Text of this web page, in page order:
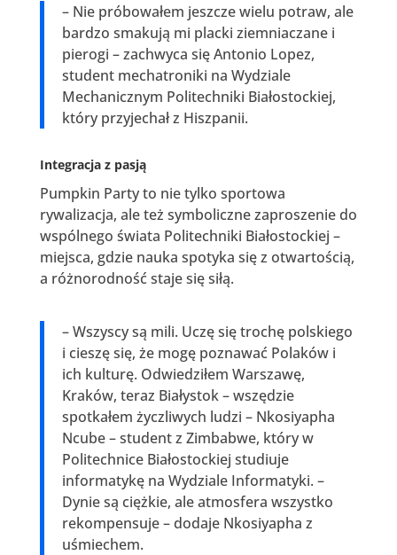
– Nie próbowałem jeszcze wielu potraw, ale
bardzo smakują mi placki ziemniaczane i
pierogi – zachwyca się Antonio Lopez,
student mechatroniki na Wydziale
Mechanicznym Politechniki Białostockiej,
który przyjechał z Hiszpanii.
Integracja z pasją
Pumpkin Party to nie tylko sportowa
rywalizacja, ale też symboliczne zaproszenie do
wspólnego świata Politechniki Białostockiej –
miejsca, gdzie nauka spotyka się z otwartością,
a różnorodność staje się siłą.
– Wszyscy są mili. Uczę się trochę polskiego
i cieszę się, że mogę poznawać Polaków i
ich kulturę. Odwiedziłem Warszawę,
Kraków, teraz Białystok – wszędzie
spotkałem życzliwych ludzi – Nkosiyapha
Ncube – student z Zimbabwe, który w
Politechnice Białostockiej studiuje
informatykę na Wydziale Informatyki. –
Dynie są ciężkie, ale atmosfera wszystko
rekompensuje – dodaje Nkosiyapha z
uśmiechem.